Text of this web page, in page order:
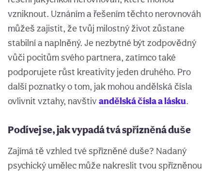
vzniknout. Uznáním a řešením těchto nerovnováh
můžeš zajistit, že tvůj milostný život zůstane
stabilní a naplněný. Je nezbytné být zodpovědný
vůči pocitům svého partnera, zatímco také
podporujete růst kreativity jeden druhého. Pro
další poznatky o tom, jak mohou andělská čísla
ovlivnit vztahy, navštiv andělská čísla a lásku.
Podívej se, jak vypadá tvá spřízněná duše
Zajímá tě vzhled tvé spřízněné duše? Nadaný
psychický umělec může nakreslit tvou spřízněnou